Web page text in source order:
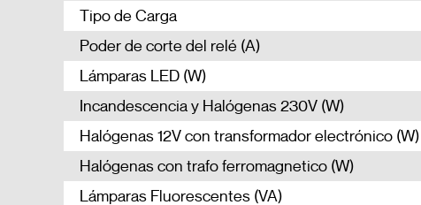
Tipo de Carga
Poder de corte del relé (A)
Lámparas LED (W)
Incandescencia y Halógenas 230V (W)
Halógenas 12V con transformador electrónico (W)
Halógenas con trafo ferromagnetico (W)
Lámparas Fluorescentes (VA)